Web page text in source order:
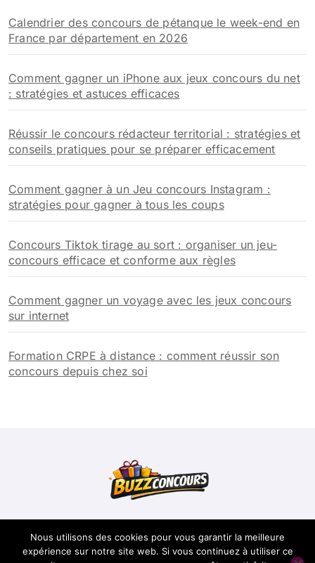
Calendrier des concours de pétanque le week-end en
France par département en 2026
Comment gagner un iPhone aux jeux concours du net
: stratégies et astuces efficaces
Réussir le concours rédacteur territorial : stratégies et
conseils pratiques pour se préparer efficacement
Comment gagner à un Jeu concours Instagram :
stratégies pour gagner à tous les coups
Concours Tiktok tirage au sort : organiser un jeu-
concours efficace et conforme aux règles
Comment gagner un voyage avec les jeux concours
sur internet
Formation CRPE à distance : comment réussir son
concours depuis chez soi
Buzzconcours
Nous utilisons des cookies pour vous garantir la meilleure
expérience sur notre site web. Si vous continuez à utiliser ce